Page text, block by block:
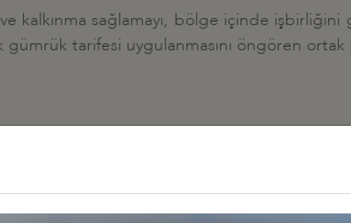
kalkınma sağlamayı, bölge içinde
gümrük tarifesi uygulanmasını öngören